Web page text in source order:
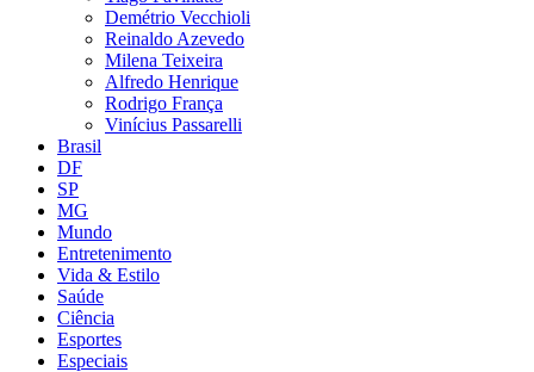
Demétrio Vecchioli
Reinaldo Azevedo
Milena Teixeira
Alfredo Henrique
Rodrigo França
Vinícius Passarelli
Brasil
DF
SP
MG
Mundo
Entretenimento
Vida & Estilo
Saúde
Ciência
Esportes
Especiais